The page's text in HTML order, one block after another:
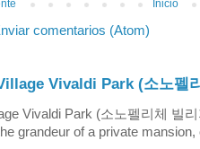
Inicio
comentarios (Atom)
Vivaldi Park (소노펠
Vivaldi Park (소노펠리체 빌
grandeur of a private